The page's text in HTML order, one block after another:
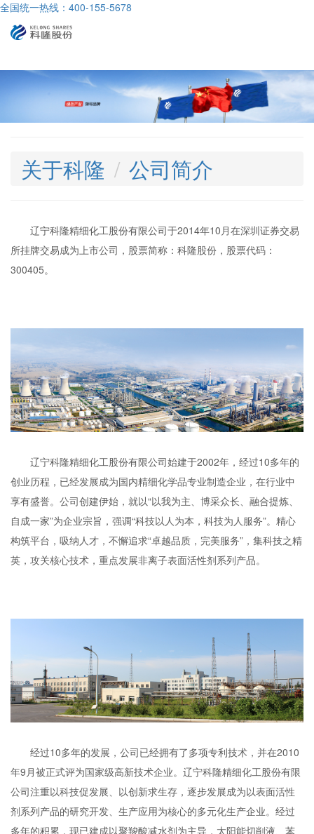
全国统一热线：400-155-5678
关于科隆 公司简介
辽宁科隆精细化工股份有限公司于2014年10月在深圳证券交易
所挂牌交易成为上市公司，股票简称：科隆股份，股票代码：
300405。
辽宁科隆精细化工股份有限公司始建于2002年，经过10多年的
创业历程，已经发展成为国内精细化学品专业制造企业，在行业中
享有盛誉。公司创建伊始，就以“以我为主、博采众长、融合提炼、
自成一家”为企业宗旨，强调“科技以人为本，科技为人服务”。精心
构筑平台，吸纳人才，不懈追求“卓越品质，完美服务”，集科技之精
英，攻关核心技术，重点发展非离子表面活性剂系列产品。
经过10多年的发展，公司已经拥有了多项专利技术，并在2010
年9月被正式评为国家级高新技术企业。辽宁科隆精细化工股份有限
公司注重以科技促发展、以创新求生存，逐步发展成为以表面活性
剂系列产品的研究开发、生产应用为核心的多元化生产企业。经过
多年的积累，现已建成以聚羧酸减水剂为主导，太阳能切削液、苯